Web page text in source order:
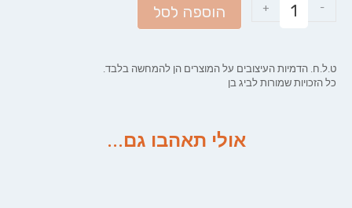
-
+ הוספה לסל
ט.ל.ח. הדמיות העיצובים על המוצרים הן להמחשה בלבד.
כל הזכויות שמורות לביג בן
אולי תאהבו גם...